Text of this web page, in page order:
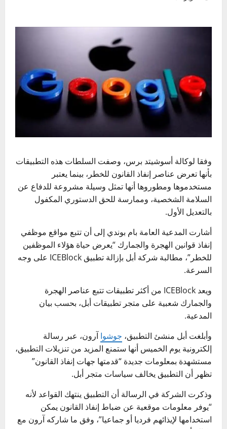
وفقا لوكالة أسوشيتد برس، وصفت السلطات هذه التطبيقات
بأنها تعرض عناصر إنفاذ القانون للخطر، بينما يعتبر
مستخدموها ومطوروها أنها تمثل وسيلة مشروعة للدفاع عن
السلامة الشخصية، وممارسة للحق الدستوري المكفول
بالتعديل الأول.
أشارت المدعية العامة بام بوندي إلى أن تتبع مواقع موظفي
إنفاذ قوانين الهجرة والجمارك “يعرض حياة هؤلاء الموظفين
للخطر”، مطالبة شركة أبل بإزالة تطبيق ICEBlock على وجه
السرعة.
ويعد ICEBlock من أكثر تطبيقات تتبع عناصر الهجرة
والجمارك شعبية على متجر تطبيقات أبل، بحسب بيان
المدعية.
وأبلغت أبل منشئ التطبيق، جوشوا آرون، عبر رسالة
إلكترونية يوم الخميس أنها ستمنع المزيد من تنزيلات التطبيق،
مستشهدة بمعلومات جديدة “قدمتها جهات إنفاذ القانون”
تظهر أن التطبيق يخالف سياسات متجر أبل.
وذكرت الشركة في الرسالة أن التطبيق ينتهك القواعد لأنه
“يوفر معلومات موقعية عن ضباط إنفاذ القانون يمكن
استخدامها لإيذائهم فرديا أو جماعيا”، وفق ما شاركه آرون مع